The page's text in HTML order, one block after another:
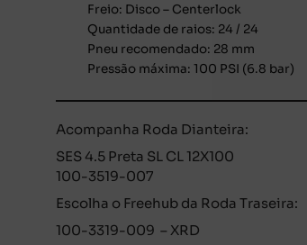
Freio: Disco – Centerlock
Quantidade de raios: 24 / 24
Pneu recomendado: 28 mm
Pressão máxima: 100 PSI (6.8 bar)
Acompanha Roda Dianteira:
SES 4.5 Preta SL CL 12X100
100-3519-007
Escolha o Freehub da Roda Traseira:
100-3319-009 – XRD